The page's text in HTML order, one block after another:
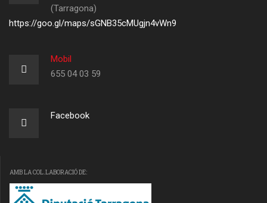
(Tarragona)
https://goo.gl/maps/sGNB35cMUgjn4vWn9
Mobil
655 04 03 59
Facebook
AMB LA COL.LABORACIÓ DE: